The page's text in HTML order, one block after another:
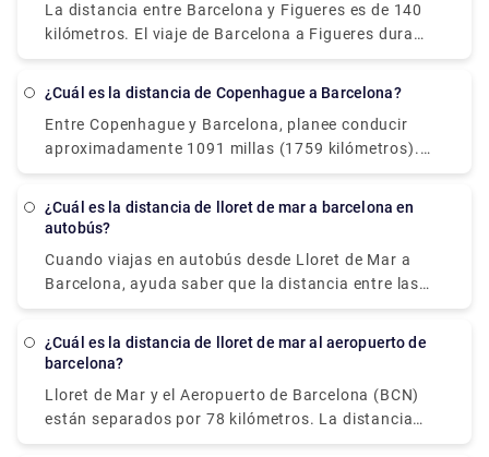
La distancia entre Barcelona y Figueres es de 140
kilómetros. El viaje de Barcelona a Figueres dura
alrededor de 1h 28m.
¿Cuál es la distancia de Copenhague a Barcelona?
Entre Copenhague y Barcelona, planee conducir
aproximadamente 1091 millas (1759 kilómetros).
Aarhus, una ciudad histórica en la costa este de
una de las excursiones de un día más populares
¿Cuál es la distancia de lloret de mar a barcelona en
autobús?
Cuando viajas en autobús desde Lloret de Mar a
Barcelona, ayuda saber que la distancia entre las
dos ciudades es aproximadamente de 66 kilómetros
rydeu! - tener una experiencia de viaje sin estrés con
en transporte privado premium.
¿Cuál es la distancia de lloret de mar al aeropuerto de
barcelona?
Lloret de Mar y el Aeropuerto de Barcelona (BCN)
están separados por 78 kilómetros. La distancia
total recorrida es de 90,4 kilómetros. Reservar una